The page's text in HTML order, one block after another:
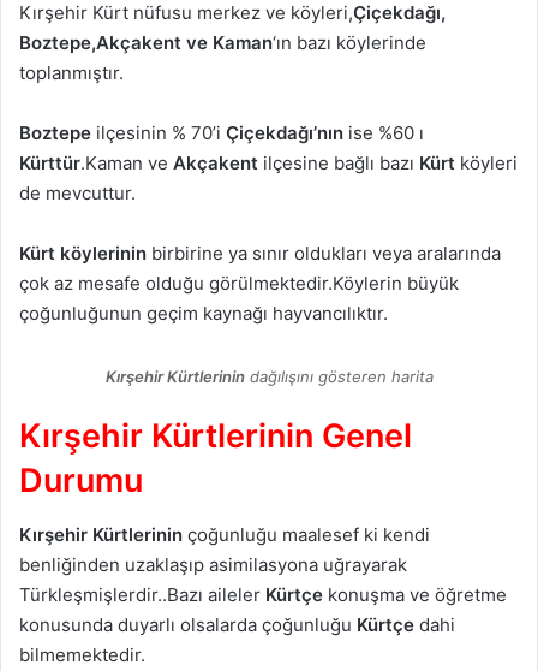
Kırşehir Kürt nüfusu merkez ve köyleri,Çiçekdağı,
Boztepe,Akçakent ve Kaman‘ın bazı köylerinde
toplanmıştır.
Boztepe ilçesinin % 70’i Çiçekdağı’nın ise %60 ı
Kürttür.Kaman ve Akçakent ilçesine bağlı bazı Kürt köyleri
de mevcuttur.
Kürt köylerinin birbirine ya sınır oldukları veya aralarında
çok az mesafe olduğu görülmektedir.Köylerin büyük
çoğunluğunun geçim kaynağı hayvancılıktır.
Kırşehir Kürtlerinindağılışını gösteren harita
Kırşehir Kürtlerinin Genel
Durumu
Kırşehir Kürtlerinin çoğunluğu maalesef ki kendi
benliğinden uzaklaşıp asimilasyona uğrayarak
Türkleşmişlerdir..Bazı aileler Kürtçe konuşma ve öğretme
konusunda duyarlı olsalarda çoğunluğu Kürtçe dahi
bilmemektedir.